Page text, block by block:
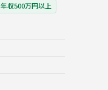
年収500万円以上